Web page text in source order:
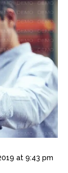
at 9:43 pm